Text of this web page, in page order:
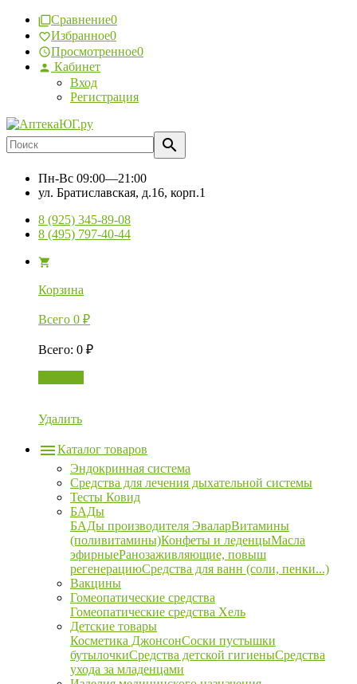
Сравнение0
Избранное0
Просмотренное0
Кабинет
Вход
Регистрация
Пн-Вс 09:00—21:00
ул. Братиславская, д.16, корп.1
8 (925) 345-89-08
8 (495) 797-40-44
Корзина
Всего 0 ₽
Всего: 0 ₽
Удалить
Каталог товаров
Эндокринная система
Средства для лечения дыхательной системы
Тесты Ковид
БАДы
БАДы производителя ЭваларВитамины
(поливитамины)Конфеты и леденцыМасла
эфирныеРанозаживляющие, повыш
регенерациюСредства для ванн (соли, пенки...)
Вакцины
Гомеопатические средства
Гомеопатические средства Хель
Детские товары
Косметика ДжонсонСоски пустышки
бутылочкиСредства детской гигиеныСредства
ухода за младенцами